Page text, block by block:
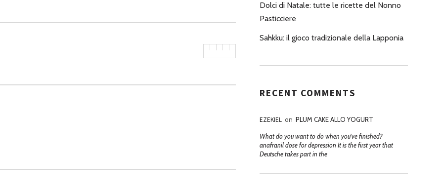
N
Dolci di Natale: tutte le ricette del Nonno
Pasticciere
Sahkku: il gioco tradizionale della Lapponia
RECENT COMMENTS
EZEKIEL on PLUM CAKE ALLO YOGURT
What do you want to do when you've finished?
anafranil dose for depression It is the first year that
Deutsche takes part in the